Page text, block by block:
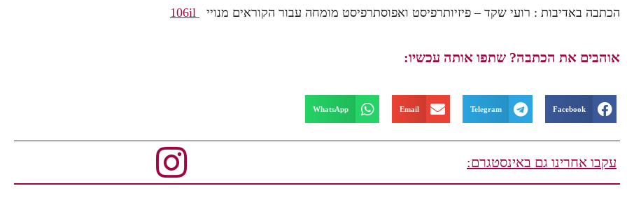
הכתבה באדיבות : רועי שקד – פיזיותרפיסט ואפוסתרפיסט מומחה עבור הקוראים מנויי
אוהבים את הכתבה? שתפו אותה עכשיו:
Facebook
Telegram
Email
WhatsApp
עקבו אחרינו גם באינסטגרם: